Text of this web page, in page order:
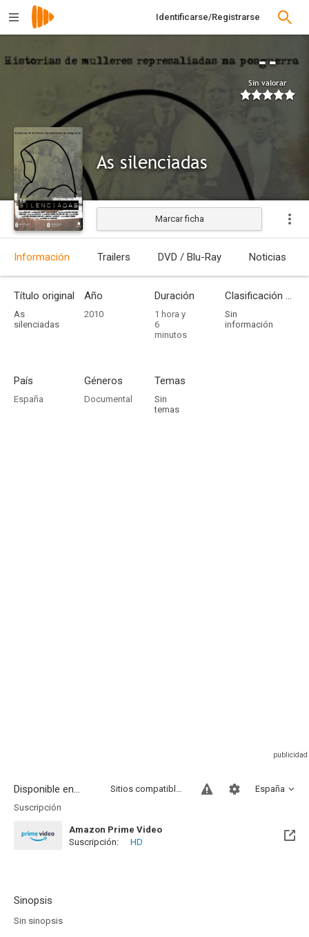
Identificarse/Registrarse
--
Sin valorar
As silenciadas
Marcar ficha
Información Trailers DVD / Blu-Ray Noticias
Título original
As
silenciadas
Año
2010
Duración
1 hora y
6
minutos
Clasificación por edades
Sin
información
País
España
Géneros
Documental
Temas
Sin
temas
Disponible en... España
Sitios compatibles
Suscripción
Amazon Prime Video
Suscripción:
HD
Sinopsis
Sin sinopsis